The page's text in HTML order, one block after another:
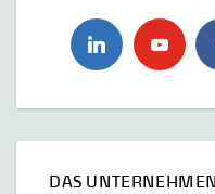
DAS UNTERNEHMEN